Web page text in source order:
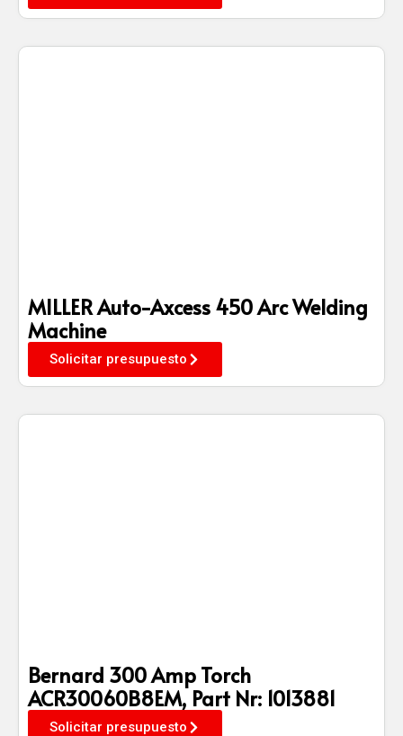
MILLER Auto-Axcess 450 Arc Welding
Machine
Solicitar presupuesto
Bernard 300 Amp Torch
ACR30060B8EM, Part Nr: 1013881
Solicitar presupuesto